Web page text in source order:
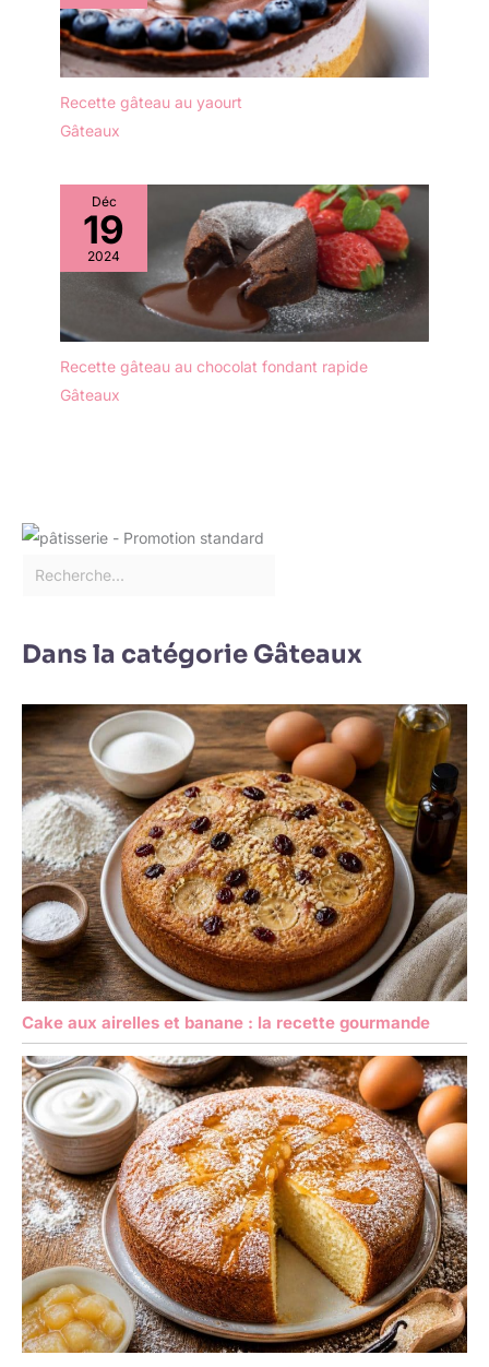
CONTENU DE LA
LIVRAISON: 12x cuillères
à expresso // Matériau:
acier inoxydable //
Dimensions: env. 12 x
Recette gâteau au yaourt
Gâteaux
Déc
19
2024
Recette gâteau au chocolat fondant rapide
Gâteaux
Dans la catégorie Gâteaux
Cake aux airelles et banane : la recette gourmande